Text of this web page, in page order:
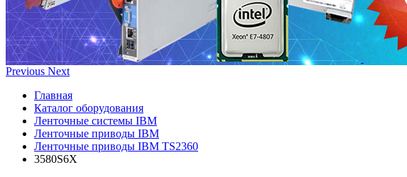
Previous Next
Главная
Каталог оборудования
Ленточные системы IBM
Ленточные приводы IBM
Ленточные приводы IBM TS2360
3580S6X